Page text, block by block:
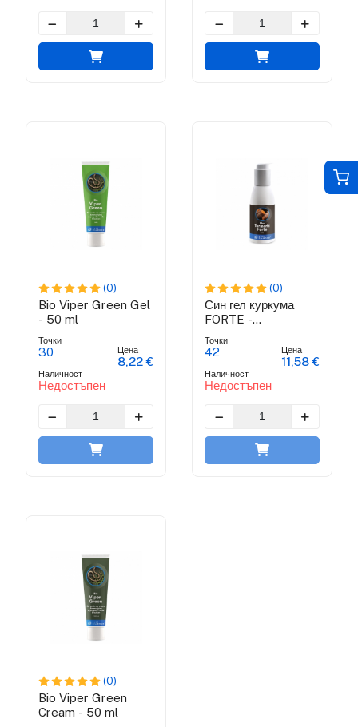
(0)
Bio Viper Green Gel
- 50 ml
Точки
30
Наличност
Недостъпен
Цена
8,22 €
(0)
Син гел куркума
FORTE -
гел
Точки
42
Наличност
Недостъпен
Цена
11,58 €
(0)
Bio Viper Green
Cream - 50 ml